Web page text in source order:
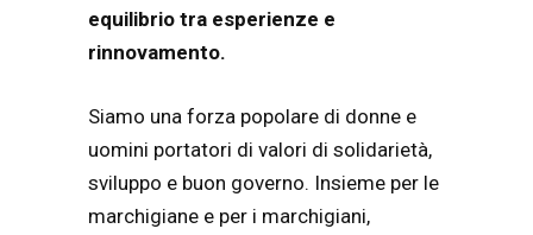
equilibrio tra esperienze e
rinnovamento.
Siamo una forza popolare di donne e
uomini portatori di valori di solidarietà,
sviluppo e buon governo. Insieme per le
marchigiane e per i marchigiani,